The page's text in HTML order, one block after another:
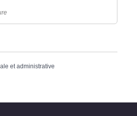
et administrative